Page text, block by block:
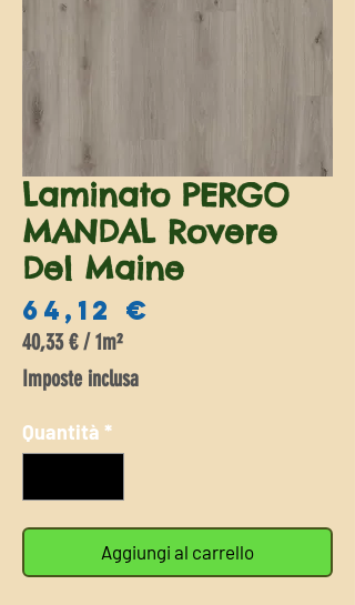
Laminato PERGO
MANDAL Rovere
Del Maine
64,12 €
40,33 € /1m²
40,33 €
ogni
1
Metro
Imposte inclusa
Quantità *
Aggiungi al carrello